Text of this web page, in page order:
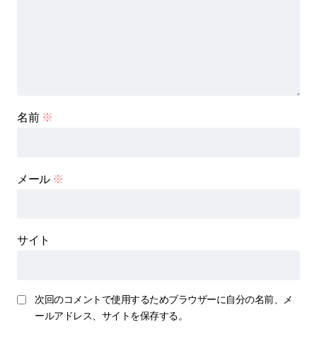
名前 ※
メール ※
サイト
次回のコメントで使用するためブラウザーに自分の名前、メ
ールアドレス、サイトを保存する。